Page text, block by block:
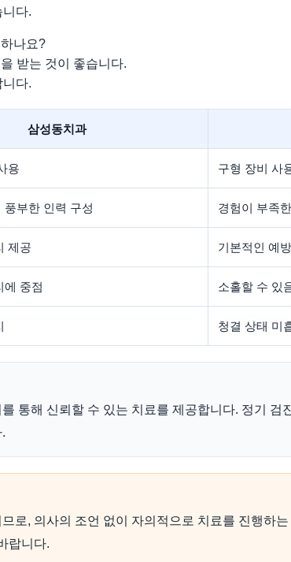
다.
나요?
받는 것이 좋습니다.
다.
삼성동치과
용 구형 장비 사
풍부한 인력 구성 경험이 부족
제공 기본적인 예
에 중점 소홀할 수 있
청결 상태 미
통해 신뢰할 수 있는 치료를 제공합니다. 정기 검
로, 의사의 조언 없이 자의적으로 치료를 진행하
랍니다.